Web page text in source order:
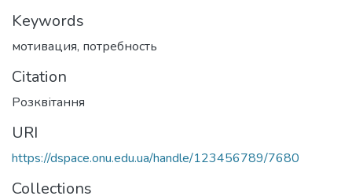
Keywords
мотивация, потребность
Citation
Розквітання
URI
https://dspace.onu.edu.ua/handle/123456789/7680
Collections